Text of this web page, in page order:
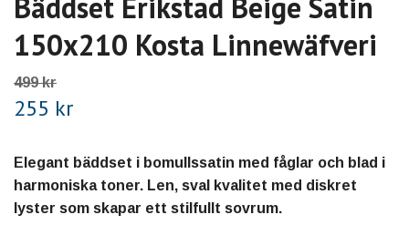
150x210 Kosta Linnewäfveri
499 kr
255 kr
Elegant bäddset i bomullssatin med fåglar och blad i
harmoniska toner. Len, sval kvalitet med diskret
lyster som skapar ett stilfullt sovrum.